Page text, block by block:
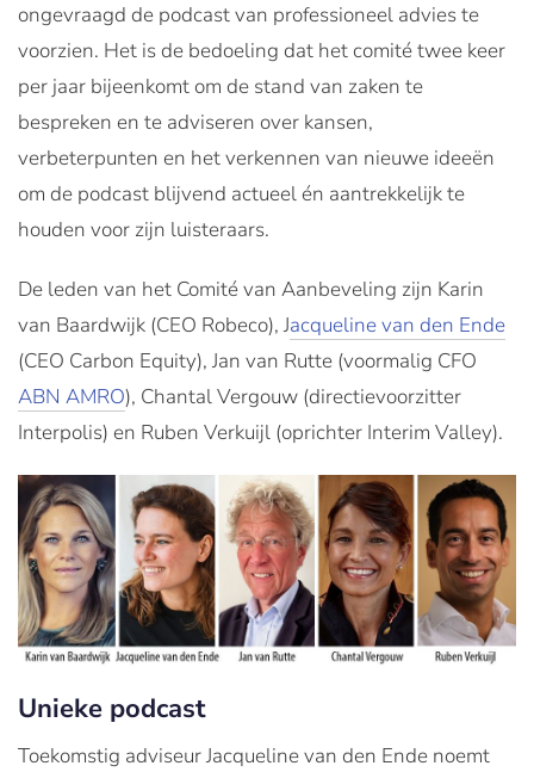
ongevraagd de podcast van professioneel advies te
voorzien. Het is de bedoeling dat het comité twee keer
per jaar bijeenkomt om de stand van zaken te
bespreken en te adviseren over kansen,
verbeterpunten en het verkennen van nieuwe ideeën
om de podcast blijvend actueel én aantrekkelijk te
houden voor zijn luisteraars.
De leden van het Comité van Aanbeveling zijn Karin
van Baardwijk (CEO Robeco), Jacqueline van den Ende
(CEO Carbon Equity), Jan van Rutte (voormalig CFO
ABN AMRO), Chantal Vergouw (directievoorzitter
Interpolis) en Ruben Verkuijl (oprichter Interim Valley).
Unieke podcast
Toekomstig adviseur Jacqueline van den Ende noemt